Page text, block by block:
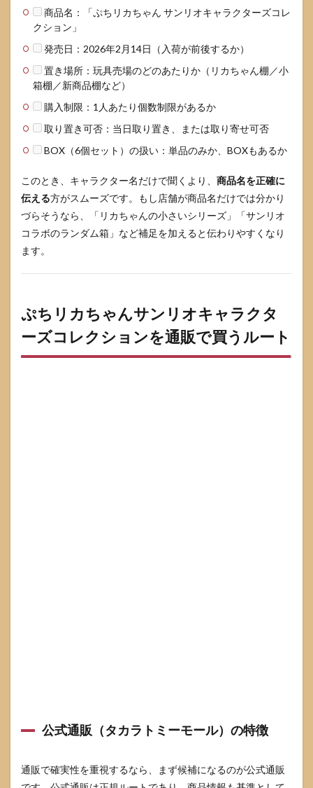
商品名：「ぷちリカちゃん サンリオキャラクターズコレ
クション」
発売日：2026年2月14日（入荷が前後するか）
置き場所：玩具売場のどのあたりか（リカちゃん棚／小
箱棚／新商品棚など）
購入制限：1人あたり個数制限があるか
取り置き可否：当日取り置き、または取り寄せ可否
BOX（6個セット）の扱い：単品のみか、BOXもあるか
このとき、キャラクター名だけで聞くより、 商品名を正確に
伝える方がスムーズです。もし店舗が商品名だけでは分かり
づらそうなら、「リカちゃんの小さいシリーズ」「サンリオ
コラボのランダム箱」など補足を加えると伝わりやすくなり
ます。
ぷちリカちゃんサンリオキャラクタ
ーズコレクションを通販で買うルート
公式通販（タカラトミーモール）の特徴
通販で確実性を重視するなら、まず候補になるのが公式通販